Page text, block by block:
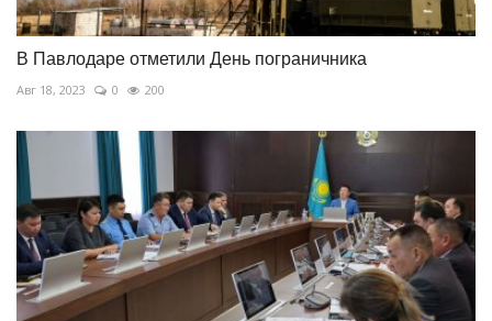
В Павлодаре отметили День пограничника
Авг 18, 2023 0 200